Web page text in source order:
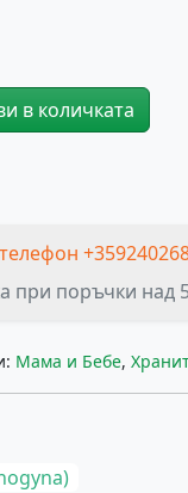
Дъвчащи Мечета
в количката
при поръчки над
Мама и Бебе,